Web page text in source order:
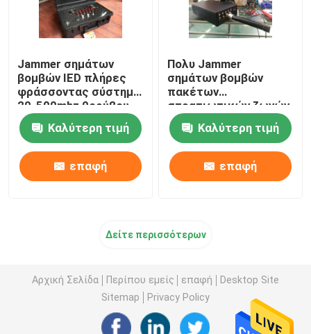
Jammer σημάτων
βομβών IED πλήρες
φράσσοντας σύστημα
20-500mhz θορύβου
ζωνών ψηφιακό μικτό
Καλύτερη τιμή
επαφή
Πολυ Jammer
σημάτων βομβών
πακέτων
στρατιωτικών ζωνών
με το φράσσοντας
σύστημα συνοδειών
υψηλής δύναμης
Καλύτερη τιμή
επαφή
Δείτε περισσότερων
Αρχική Σελίδα Περίπου εμείς επαφή
Desktop Site
Sitemap
Privacy Policy